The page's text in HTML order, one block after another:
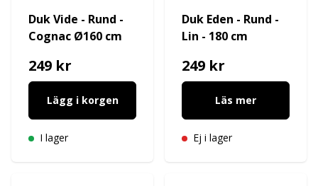
Duk Vide - Rund -
Cognac Ø160 cm
249 kr
Lägg i korgen
I lager
Duk Eden - Rund -
Lin - 180 cm
249 kr
Läs mer
Ej i lager